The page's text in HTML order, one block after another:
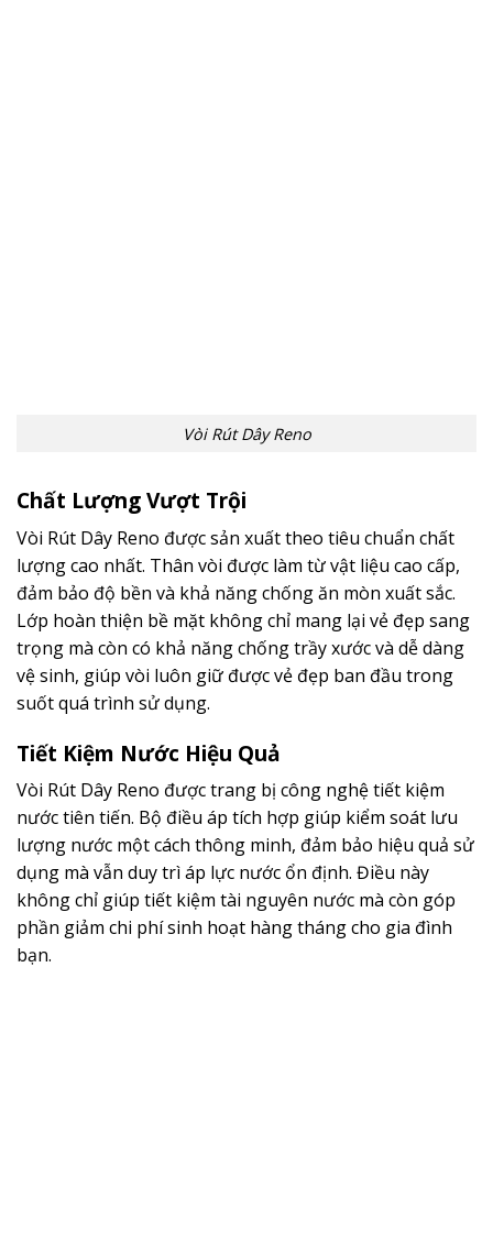
Vòi Rút Dây Reno
Chất Lượng Vượt Trội
Vòi Rút Dây Reno được sản xuất theo tiêu chuẩn chất
lượng cao nhất. Thân vòi được làm từ vật liệu cao cấp,
đảm bảo độ bền và khả năng chống ăn mòn xuất sắc.
Lớp hoàn thiện bề mặt không chỉ mang lại vẻ đẹp sang
trọng mà còn có khả năng chống trầy xước và dễ dàng
vệ sinh, giúp vòi luôn giữ được vẻ đẹp ban đầu trong
suốt quá trình sử dụng.
Tiết Kiệm Nước Hiệu Quả
Vòi Rút Dây Reno được trang bị công nghệ tiết kiệm
nước tiên tiến. Bộ điều áp tích hợp giúp kiểm soát lưu
lượng nước một cách thông minh, đảm bảo hiệu quả sử
dụng mà vẫn duy trì áp lực nước ổn định. Điều này
không chỉ giúp tiết kiệm tài nguyên nước mà còn góp
phần giảm chi phí sinh hoạt hàng tháng cho gia đình
bạn.